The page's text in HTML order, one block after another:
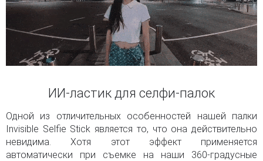
ИИ-ластик для селфи-палок
Одной из отличительных особенностей нашей палки
Invisible Selfie Stick является то, что она действительно
невидима. Хотя этот эффект применяется
автоматически при съемке на наши 360-градусные